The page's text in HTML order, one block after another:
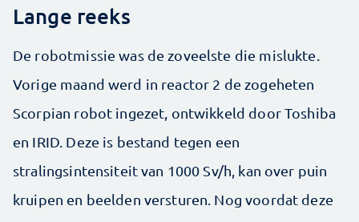
Lange reeks
De robotmissie was de zoveelste die mislukte.
Vorige maand werd in reactor 2 de zogeheten
Scorpian robot ingezet, ontwikkeld door Toshiba
en IRID. Deze is bestand tegen een
stralingsintensiteit van 1000 Sv/h, kan over puin
kruipen en beelden versturen. Nog voordat deze